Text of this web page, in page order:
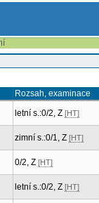
Rozsah, examinace
letní s.:0/2, Z [HT]
zimní s.:0/1, Z [HT]
0/2, Z [HT]
letní s.:0/2, Z [HT]